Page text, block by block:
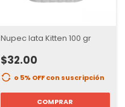
Nupec lata Kitten 100 gr
$32.00
o 5% OFFcon suscripción
COMPRAR